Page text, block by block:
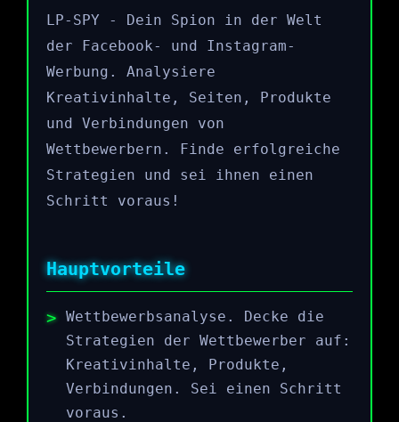
LP-SPY - Dein Spion in der Welt
der Facebook- und Instagram-
Werbung. Analysiere
Kreativinhalte, Seiten, Produkte
und Verbindungen von
Wettbewerbern. Finde erfolgreiche
Strategien und sei ihnen einen
Schritt voraus!
Hauptvorteile
Wettbewerbsanalyse. Decke die
Strategien der Wettbewerber auf:
Kreativinhalte, Produkte,
Verbindungen. Sei einen Schritt
voraus.